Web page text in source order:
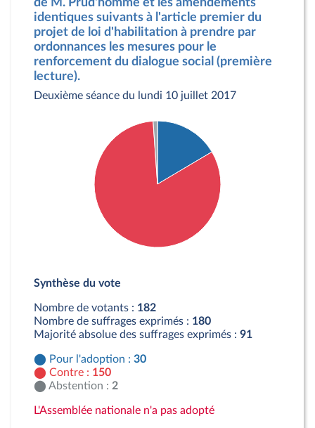
de M. Prud'homme et les amendements
identiques suivants à l'article premier du
projet de loi d'habilitation à prendre par
ordonnances les mesures pour le
renforcement du dialogue social (première
lecture).
Deuxième séance du lundi 10 juillet 2017
Contre : 150 députés
Synthèse du vote
Nombre de votants : 182
Nombre de suffrages exprimés : 180
Majorité absolue des suffrages exprimés : 91
Pour l'adoption : 30
Contre : 150
Abstention : 2
L'Assemblée nationale n'a pas adopté